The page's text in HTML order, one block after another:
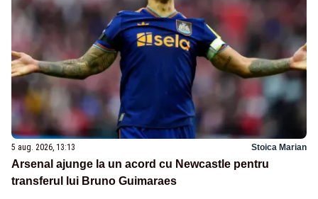
5 aug. 2026, 13:13 Stoica Marian
Arsenal ajunge la un acord cu Newcastle pentru
transferul lui Bruno Guimaraes